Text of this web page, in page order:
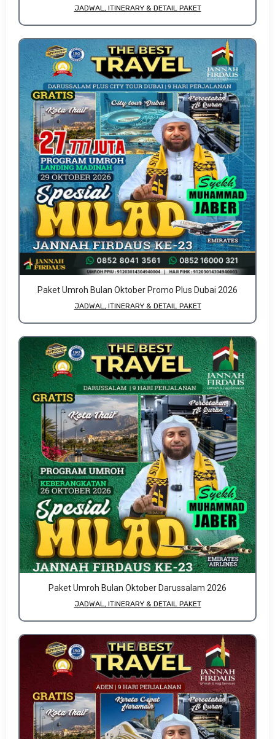
JADWAL, ITINERARY & DETAIL PAKET
Paket Umroh Bulan Oktober Promo Plus Dubai 2026
JADWAL, ITINERARY & DETAIL PAKET
Paket Umroh Bulan Oktober Darussalam 2026
JADWAL, ITINERARY & DETAIL PAKET